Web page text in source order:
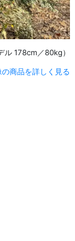
ル 178cm／80kg）
の商品を詳しく見る